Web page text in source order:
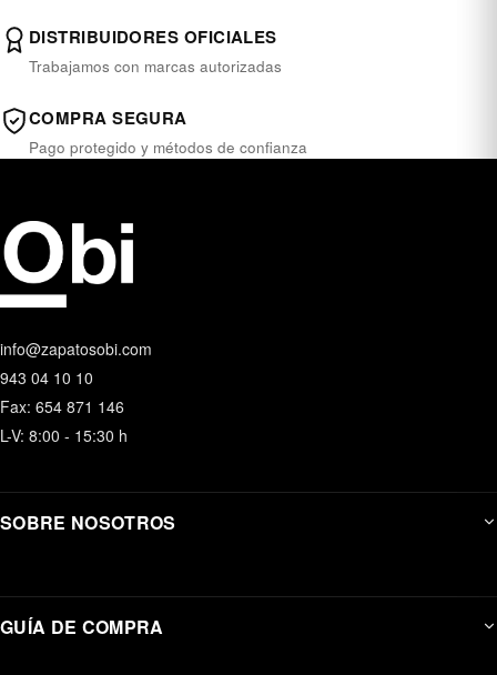
DISTRIBUIDORES OFICIALES
Trabajamos con marcas autorizadas
COMPRA SEGURA
Pago protegido y métodos de confianza
info@zapatosobi.com
943 04 10 10
Fax: 654 871 146
L-V: 8:00 - 15:30 h
SOBRE NOSOTROS
GUÍA DE COMPRA